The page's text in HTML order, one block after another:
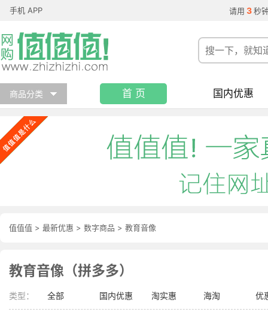
手机 APP 请用 3 秒
商品分类 首 页 国内优惠
值值值 > 最新优惠 > 数字商品 > 教育音像
教育音像（拼多多）
类型： 全部 国内优惠 淘实惠 海淘 优